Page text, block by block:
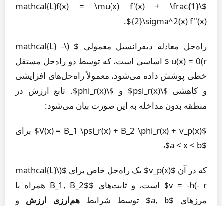
$\mathcal{L}f(x) = \mu(x) f'(x) + \frac{1}
{2}\sigma^2(x) f''(x)$.
راه‌حل معادله دیفرانسیل معمولی $ (\mathcal{L} -
r)u(x) = 0 $ اساسی است، که توسط دو راه‌حل مستقل
خطی پوشش داده می‌شود، معمولاً راه‌حل‌های افزایشی
و کاهشی $\psi_r(x)$ و $\phi_r(x)$. تابع ارزش در
منطقه بدون مداخله به این صورت بیان می‌شود:
$V(x) = B_1 \psi_r(x) + B_2 \phi_r(x) + v_p(x)$ برای
$a < x < b$،
که در آن $v_p(x)$ یک راه‌حل خاص برای $(\mathcal{L}
- r)v = -h$ است، و ثابت‌های $B_1, B_2$ همراه با
مرزهای $a, b$ توسط شرایط
هم‌ارزی ارزش و